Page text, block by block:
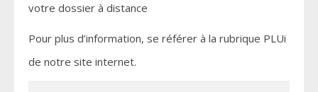
votre dossier à distance
Pour plus d’information, se référer à la rubrique PLUi
de notre site internet.